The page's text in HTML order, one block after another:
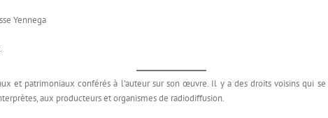
Yennega
et patrimoniaux conférés à l’auteur sur son œuvre. Il y a des droits voisins qui
aux producteurs et organismes de radiodiffusion.